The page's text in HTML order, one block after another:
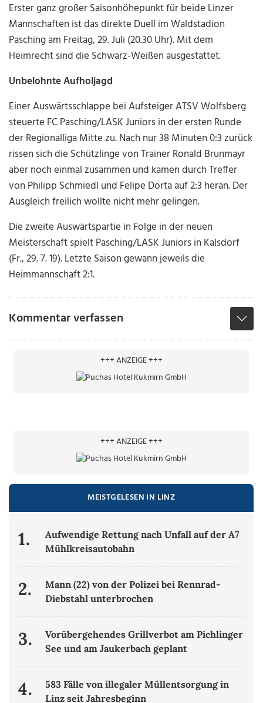
Erster ganz großer Saisonhöhepunkt für beide Linzer
Mannschaften ist das direkte Duell im Waldstadion
Pasching am Freitag, 29. Juli (20.30 Uhr). Mit dem
Heimrecht sind die Schwarz-Weißen ausgestattet.
Unbelohnte Aufholjagd
Einer Auswärtsschlappe bei Aufsteiger ATSV Wolfsberg
steuerte FC Pasching/LASK Juniors in der ersten Runde
der Regionalliga Mitte zu. Nach nur 38 Minuten 0:3 zurück
rissen sich die Schützlinge von Trainer Ronald Brunmayr
aber noch einmal zusammen und kamen durch Treffer
von Philipp Schmiedl und Felipe Dorta auf 2:3 heran. Der
Ausgleich freilich wollte nicht mehr gelingen.
Die zweite Auswärtspartie in Folge in der neuen
Meisterschaft spielt Pasching/LASK Juniors in Kalsdorf
(Fr., 29. 7. 19). Letzte Saison gewann jeweils die
Heimmannschaft 2:1.
Kommentar verfassen
+++ ANZEIGE +++
+++ ANZEIGE +++
MEISTGELESEN IN LINZ
1.
Aufwendige Rettung nach Unfall auf der A7
Mühlkreisautobahn
2.
Mann (22) von der Polizei bei Rennrad-
Diebstahl unterbrochen
3.
Vorübergehendes Grillverbot am Pichlinger
See und am Jaukerbach geplant
4.
583 Fälle von illegaler Müllentsorgung in
Linz seit Jahresbeginn